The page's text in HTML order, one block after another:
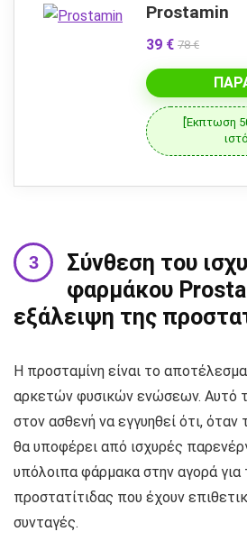
Prostamin
39 € 78 €
[Έκπτωση
Σύνθεση του
φαρμάκου
εξάλειψη της
Η προσταμίνη είναι το
αρκετών φυσικών ενώσεων. Αυτό
στον ασθενή να εγγυηθεί ότι,
θα υποφέρει από ισχυρές
υπόλοιπα φάρμακα στην αγορά για
προστατίτιδας που έχουν
συνταγές.